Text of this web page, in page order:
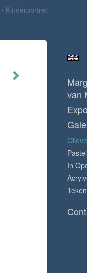
Kinderportret
van
Pastel
In